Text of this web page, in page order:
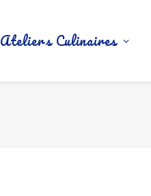
Ateliers Culinaires